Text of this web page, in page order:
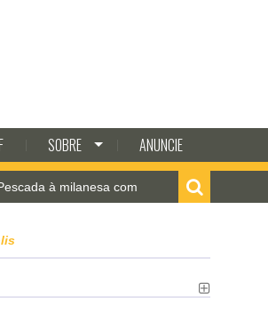
SOBRE
ANUNCIE
milanesa com molho de camarão